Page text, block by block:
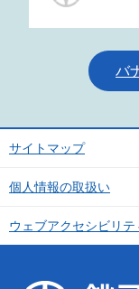
バ
サイトマップ
個人情報の取扱い
ウェブアクセシビリテ